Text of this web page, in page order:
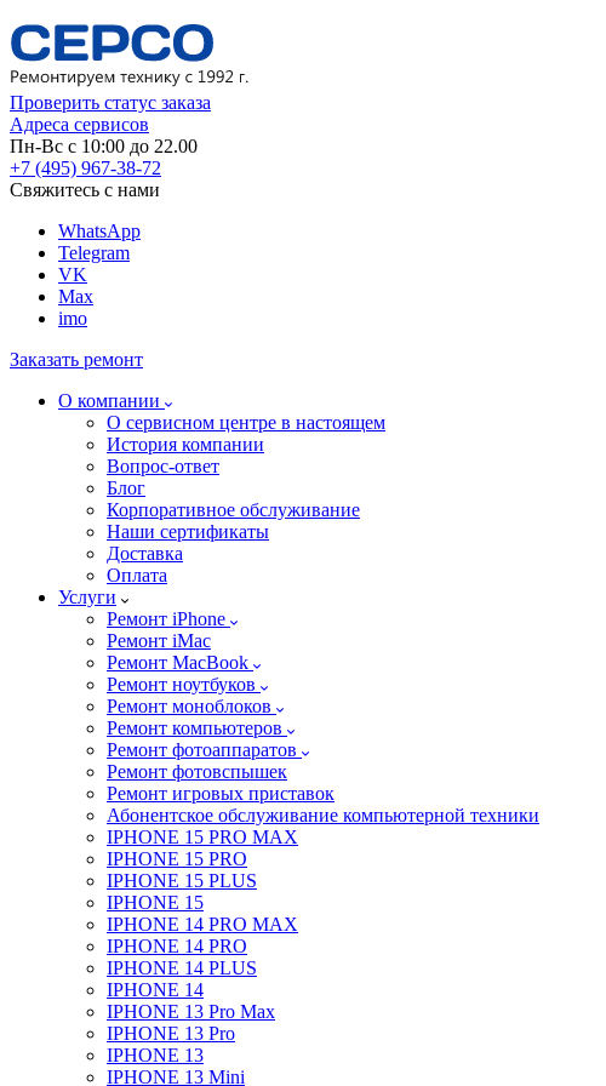
Проверить статус заказа
Адреса сервисов
Пн-Вс с 10:00 до 22.00
+7 (495) 967-38-72
Свяжитесь с нами
WhatsApp
Telegram
VK
Max
imo
Заказать ремонт
О компании
О сервисном центре в настоящем
История компании
Вопрос-ответ
Блог
Корпоративное обслуживание
Наши сертификаты
Доставка
Оплата
Услуги
Ремонт iPhone
Ремонт iMac
Ремонт MacBook
Ремонт ноутбуков
Ремонт моноблоков
Ремонт компьютеров
Ремонт фотоаппаратов
Ремонт фотовспышек
Ремонт игровых приставок
Абонентское обслуживание компьютерной техники
IPHONE 15 PRO MAX
IPHONE 15 PRO
IPHONE 15 PLUS
IPHONE 15
IPHONE 14 PRO MAX
IPHONE 14 PRO
IPHONE 14 PLUS
IPHONE 14
IPHONE 13 Pro Max
IPHONE 13 Pro
IPHONE 13
IPHONE 13 Mini